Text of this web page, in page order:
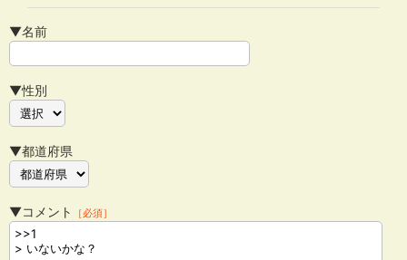
▼名前
▼性別
▼都道府県
▼コメント ［必須］